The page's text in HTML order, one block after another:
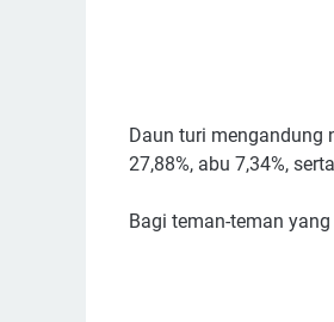
Daun turi mengandung
27,88%, abu 7,34%,
Bagi teman-teman